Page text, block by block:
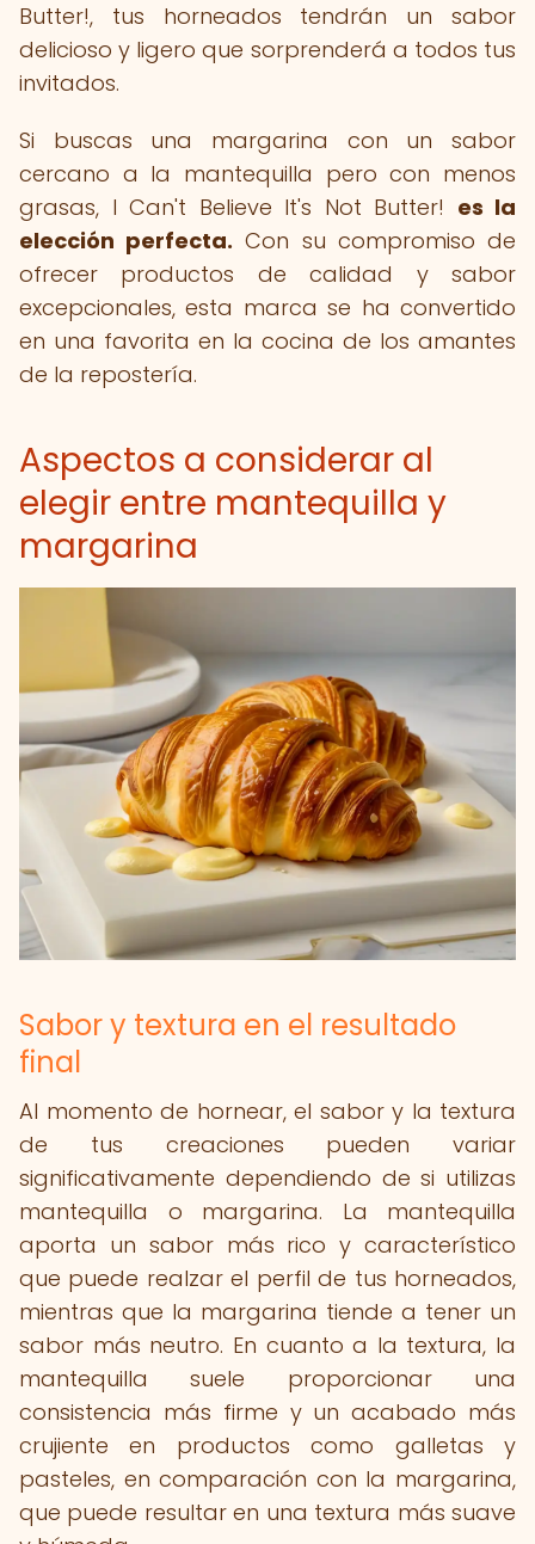
Butter!, tus horneados tendrán un sabor
delicioso y ligero que sorprenderá a todos tus
invitados.
Si buscas una margarina con un sabor
cercano a la mantequilla pero con menos
grasas, I Can't Believe It's Not Butter! es la
elección perfecta. Con su compromiso de
ofrecer productos de calidad y sabor
excepcionales, esta marca se ha convertido
en una favorita en la cocina de los amantes
de la repostería.
Aspectos a considerar al
elegir entre mantequilla y
margarina
Sabor y textura en el resultado
final
Al momento de hornear, el sabor y la textura
de tus creaciones pueden variar
significativamente dependiendo de si utilizas
mantequilla o margarina. La mantequilla
aporta un sabor más rico y característico
que puede realzar el perfil de tus horneados,
mientras que la margarina tiende a tener un
sabor más neutro. En cuanto a la textura, la
mantequilla suele proporcionar una
consistencia más firme y un acabado más
crujiente en productos como galletas y
pasteles, en comparación con la margarina,
que puede resultar en una textura más suave